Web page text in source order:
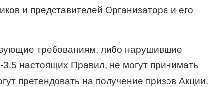
и представителей Организатора и его
требованиям, либо нарушившие
3.5 настоящих Правил, не могут принимать
претендовать на получение призов Акции.